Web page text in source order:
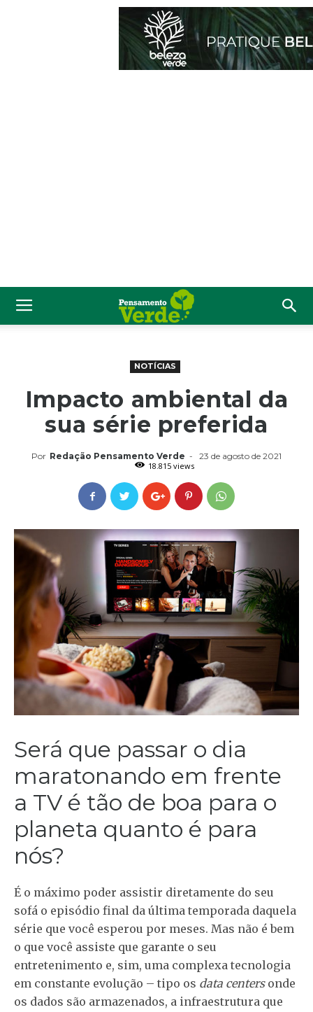
NOTÍCIAS
Impacto ambiental da
sua série preferida
Por Redação Pensamento Verde -
23 de agosto de 2021
18.815 views
Será que passar o dia
maratonando em frente
a TV é tão de boa para o
planeta quanto é para
nós?
É o máximo poder assistir diretamente do seu
sofá o episódio final da última temporada daquela
série que você esperou por meses. Mas não é bem
o que você assiste que garante o seu
entretenimento e, sim, uma complexa tecnologia
em constante evolução – tipo os data centersonde
os dados são armazenados, a infraestrutura que